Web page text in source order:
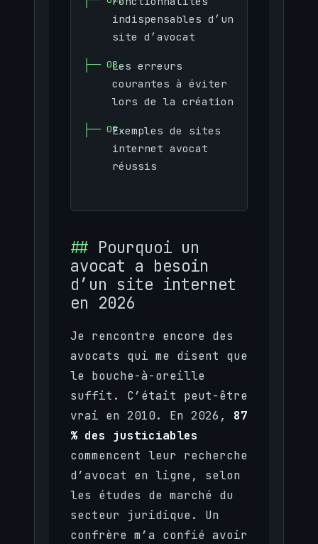
indispensables d’un
site d’avocat
Les erreurs
courantes à éviter
lors de la création
Exemples de sites
internet avocat
réussis
Pourquoi un
avocat a besoin
d’un site internet
en 2026
Je rencontre encore des
avocats qui me disent que
le bouche-à-oreille
suffit. C’était peut-être
vrai en 2010. En 2026, 87
% des justiciables
commencent leur recherche
d’avocat en ligne, selon
les études de marché du
secteur juridique. Un
confrère m’a confié avoir